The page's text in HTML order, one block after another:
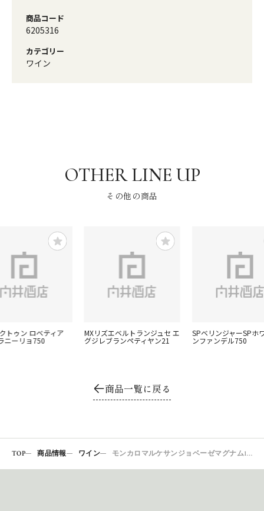
商品コード
6205316
カテゴリー
ワイン
その他の商品
トゥン ロベティア
ニーリョ750
MXリズエベルトランジュセ エ
グジレブランペティヤン21
SPベリンジャーSPホ
ンファンデル750
商品一覧に戻る
TOP 商品情報 ワイン モンカロマルケサンジョベーゼマグナム1500 H2420